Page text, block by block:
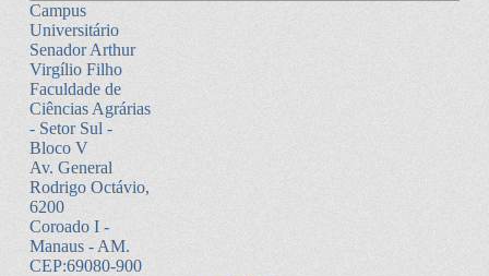
Campus
Universitário
Senador Arthur
Virgílio Filho
Faculdade de
Ciências Agrárias
- Setor Sul -
Bloco V
Av. General
Rodrigo Octávio,
6200
Coroado I -
Manaus - AM.
CEP:69080-900